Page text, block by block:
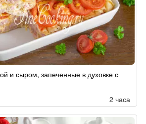
и сыром, запеченные в духовке с
2 часа